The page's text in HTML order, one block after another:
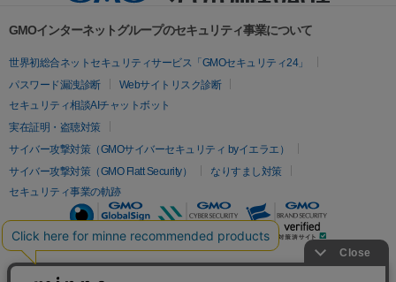
GMOインターネットグループのセキュリティ事業について
世界初総合ネットセキュリティサービス「GMOセキュリティ24」
パスワード漏洩診断
Webサイトリスク診断
セキュリティ相談AIチャットボット
実在証明・盗聴対策
サイバー攻撃対策（GMOサイバーセキュリティ byイエラエ）
サイバー攻撃対策（GMO Flatt Security）
なりすまし対策
セキュリティ事業の軌跡